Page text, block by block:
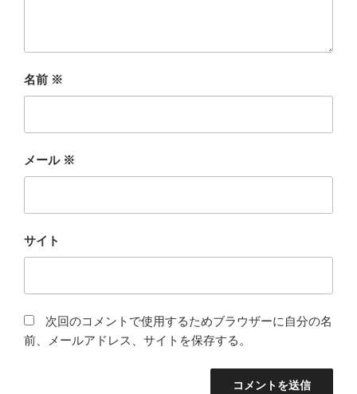
名前 ※
メール ※
サイト
次回のコメントで使用するためブラウザーに自分の名
前、メールアドレス、サイトを保存する。